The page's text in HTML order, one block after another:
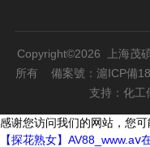
Copyright©2026 上海茂
所有 備案號：滬ICP備
支持： 化工
感谢您访问我们的网站，您可
【探花熟女】